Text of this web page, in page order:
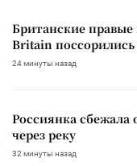
Британские
Britain поссорились
24 минуты назад
Россиянка
через реку
32 минуты назад